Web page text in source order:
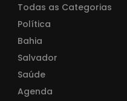
Todas as Categorias
Política
Bahia
Salvador
Saúde
Agenda